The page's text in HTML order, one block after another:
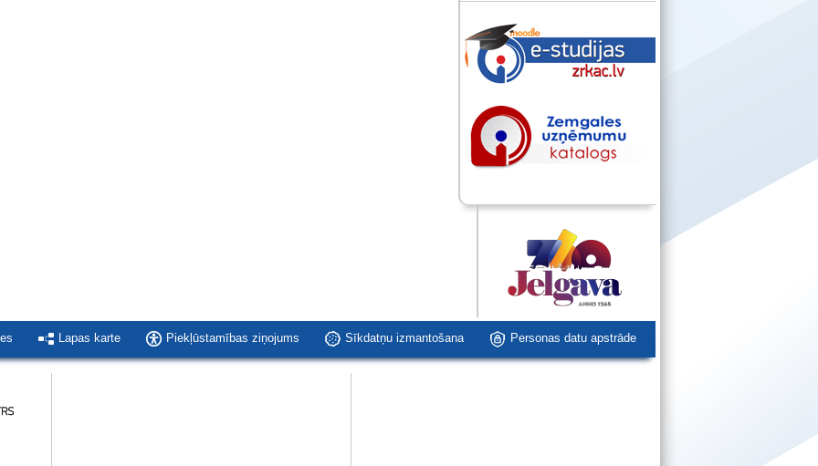
Lapas karte Piekļūstamības ziņojums Sīkdatņu izmantošana Personas datu apstrāde